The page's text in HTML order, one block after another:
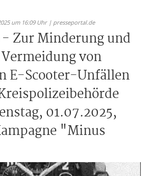
um 16:09 Uhr | presseportal.de
Zur Minderung und
von
E-Scooter-Unfällen
01.07.2025,
"Minus